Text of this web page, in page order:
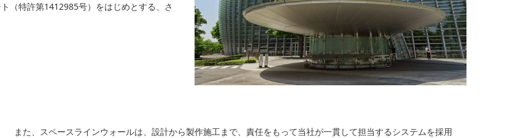
（特許第1412985号）をはじめとする、さ
また、スペースラインウォールは、設計から製作施工まで、責任をもって当社が一貫して担当するシステムを採用